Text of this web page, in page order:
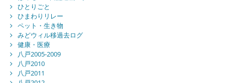
ひとりごと
ひまわりリレー
ペット・生き物
みどウィル移過去ログ
健康・医療
八戸2005-2009
八戸2010
八戸2011